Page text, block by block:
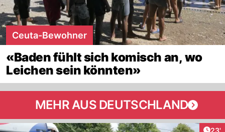
Ceuta-Bewohner
«Baden fühlt sich komisch an, wo
Leichen sein könnten»
MEHR AUS DEUTSCHLAND
23'